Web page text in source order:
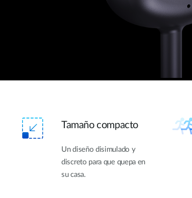
Tamaño compacto
Un diseño disimulado y
discreto para que quepa en
su casa.